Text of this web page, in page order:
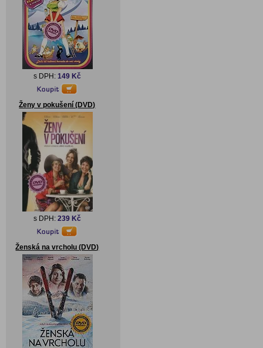
s DPH: 149 Kč
Ženy v pokušení (DVD)
s DPH: 239 Kč
Ženská na vrcholu (DVD)